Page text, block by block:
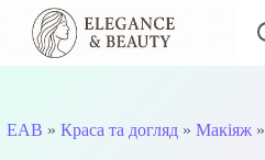
Перейти
вмісту
EAB » Краса та догляд» Макіяж»